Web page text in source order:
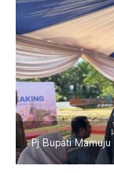
Pj Bupati